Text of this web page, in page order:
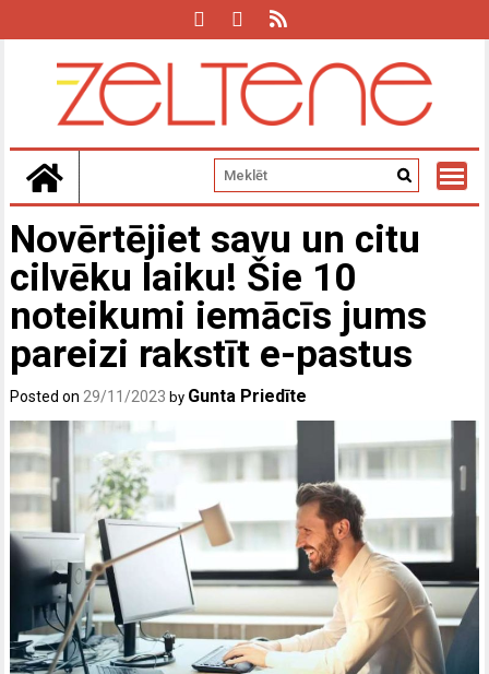
Novērtējiet savu un citu
cilvēku laiku! Šie 10
noteikumi iemācīs jums
pareizi rakstīt e-pastus
Posted on 29/11/2023 by Gunta Priedīte